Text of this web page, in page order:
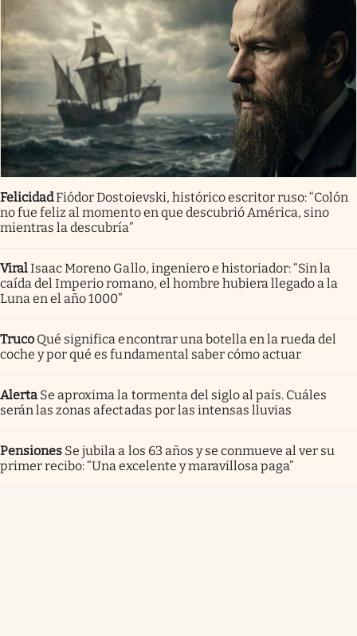
FelicidadFiódor Dostoievski, histórico escritor ruso: “Colón
no fue feliz al momento en que descubrió América, sino
mientras la descubría”
ViralIsaac Moreno Gallo, ingeniero e historiador: “Sin la
caída del Imperio romano, el hombre hubiera llegado a la
Luna en el año 1000”
Truco Qué significa encontrar una botella en la rueda del
coche y por qué es fundamental saber cómo actuar
Alerta Se aproxima la tormenta del siglo al país. Cuáles
serán las zonas afectadas por las intensas lluvias
Pensiones Se jubila a los 63 años y se conmueve al ver su
primer recibo: “Una excelente y maravillosa paga”